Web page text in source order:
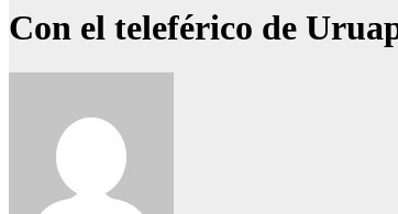
Con el teleférico de